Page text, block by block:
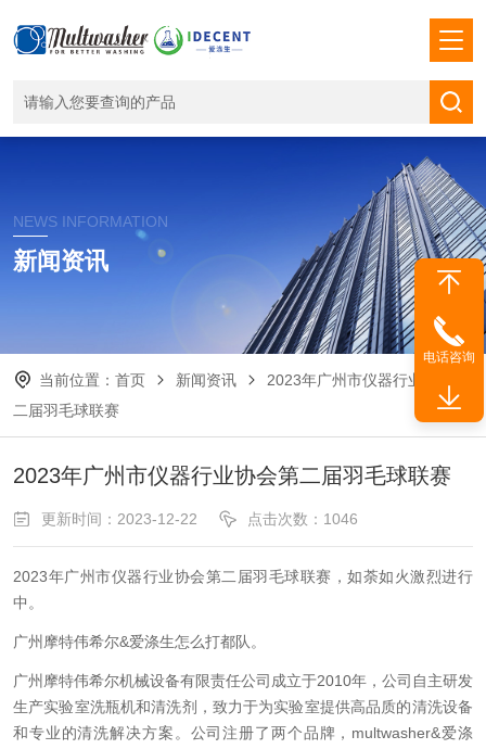
NEWS INFORMATION
新闻资讯
当前位置： 首页 新闻资讯
2023年广州市仪器行业协会第
二届羽毛球联赛
2023年广州市仪器行业协会第二届羽毛球联赛
更新时间：2023-12-22 点击次数：1046
2023年广州市仪器行业协会第二届羽毛球联赛，如荼如火激烈进行
中。
广州摩特伟希尔&爱涤生怎么打都队。
广州摩特伟希尔机械设备有限责任公司成立于2010年，公司自主研发
生产实验室洗瓶机和清洗剂，致力于为实验室提供高品质的清洗设备
和专业的清洗解决方案。公司注册了两个品牌，multwasher&爱涤
电话咨询